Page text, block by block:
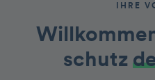
IHRE
schutz